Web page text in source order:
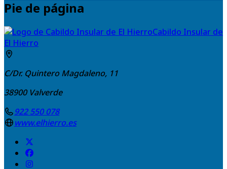
Pie de página
Cabildo Insular de
El Hierro
C/Dr. Quintero Magdaleno, 11
38900 Valverde
922 550 078
www.elhierro.es